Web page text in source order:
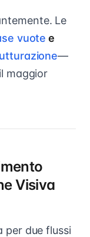
Le
vuote e
—
maggior
Visiva
per due flussi